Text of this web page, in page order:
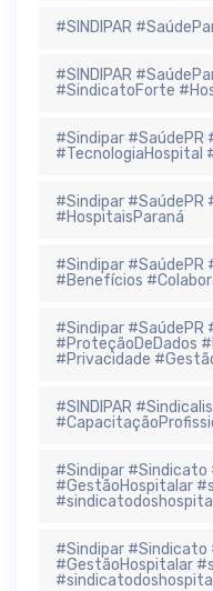
#SINDIPAR
#SINDIPAR
#SindicatoForte
#Sindipar
#TecnologiaHospital
#Sindipar #SaúdePR
#HospitaisParaná
#Sindipar #SaúdePR
#Benefícios
#Sindipar #SaúdePR
#ProteçãoDeDados
#Privacidade
#SINDIPAR
#Sindipar #Sindicato
#GestãoHospitalar
#Sindipar #Sindicato
#GestãoHospitalar